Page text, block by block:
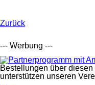
Zurück
--- Werbung ---
Bestellungen über diesen
unterstützen unseren